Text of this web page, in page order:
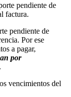
pendiente de
factura.
pendiente de
Por ese
a pagar,
por
vencimientos del